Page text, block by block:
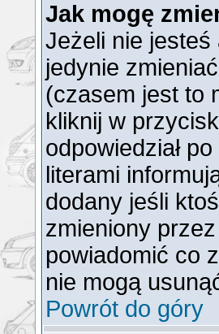
Jak mogę
Jeżeli nie
jedynie
(czasem jest to
kliknij w przycisk
odpowiedział
literami
dodany jeśli
zmieniony
powiadomić co
nie mogą
Powrót do góry